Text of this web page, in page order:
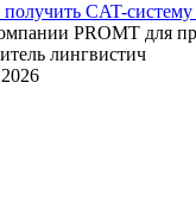
CAT-
PROMT для
лингвистич